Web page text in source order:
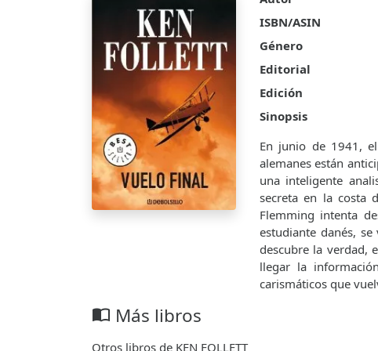
ISBN/ASIN
Género
Editorial
Edición
Sinopsis
En junio de 1941,
alemanes están
una inteligente
secreta en la costa
Flemming intenta
estudiante danés,
descubre la verdad,
llegar la
carismáticos que
import_contacts Más libros
Otros libros de KEN FOLLETT